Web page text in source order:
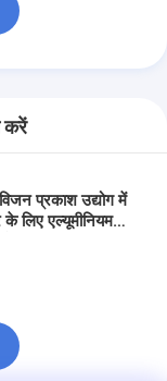
करें
प्रकाश उद्योग में
के लिए एल्यूमीनियम